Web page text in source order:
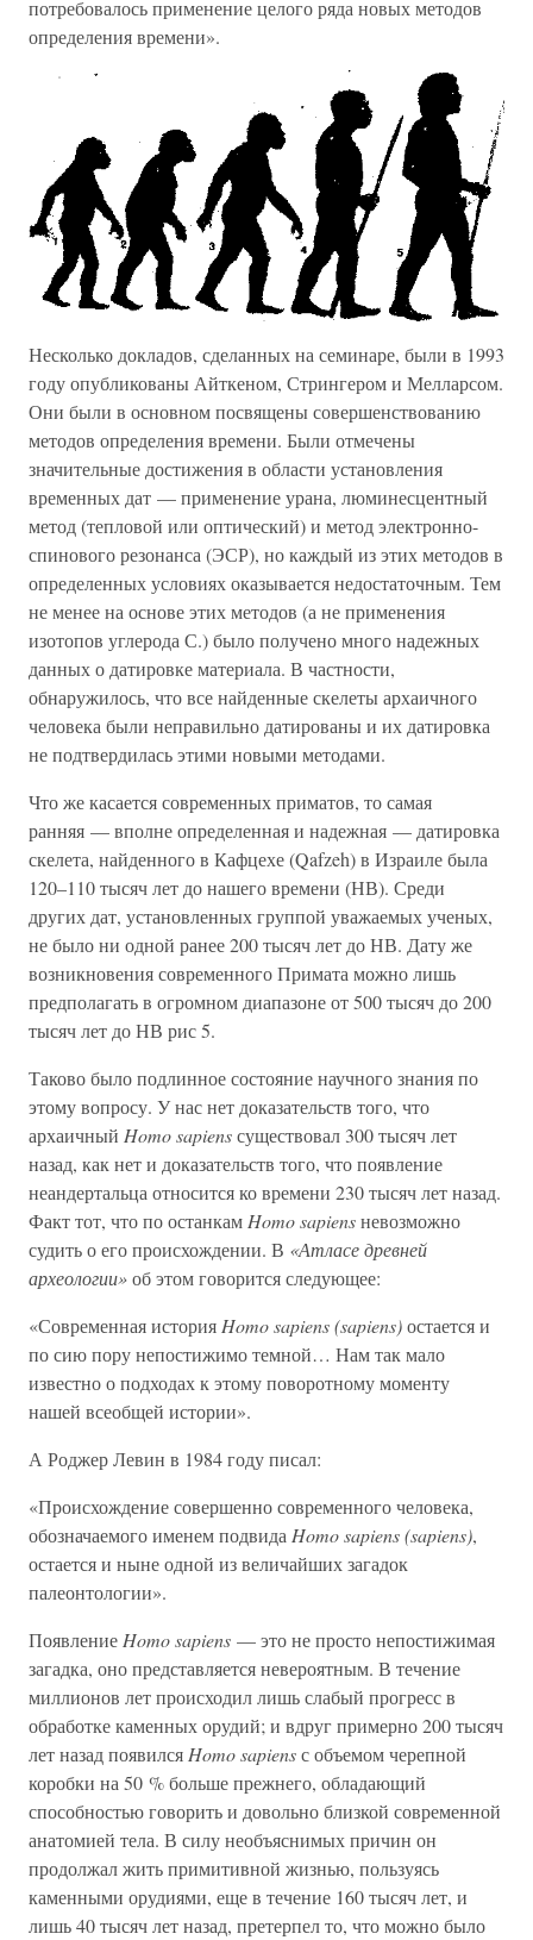
потребовалось применение целого ряда новых методов
определения времени».
Несколько докладов, сделанных на семинаре, были в 1993
году опубликованы Айткеном, Стрингером и Мелларсом.
Они были в основном посвящены совершенствованию
методов определения времени. Были отмечены
значительные достижения в области установления
временных дат — применение урана, люминесцентный
метод (тепловой или оптический) и метод электронно-
спинового резонанса (ЭСР), но каждый из этих методов в
определенных условиях оказывается недостаточным. Тем
не менее на основе этих методов (а не применения
изотопов углерода С.) было получено много надежных
данных о датировке материала. В частности,
обнаружилось, что все найденные скелеты архаичного
человека были неправильно датированы и их датировка
не подтвердилась этими новыми методами.
Что же касается современных приматов, то самая
ранняя — вполне определенная и надежная — датировка
скелета, найденного в Кафцехе (Qafzeh) в Израиле была
120–110 тысяч лет до нашего времени (НВ). Среди
других дат, установленных группой уважаемых ученых,
не было ни одной ранее 200 тысяч лет до НВ. Дату же
возникновения современного Примата можно лишь
предполагать в огромном диапазоне от 500 тысяч до 200
тысяч лет до НВ рис 5.
Таково было подлинное состояние научного знания по
этому вопросу. У нас нет доказательств того, что
архаичный Homo sapiensсуществовал 300 тысяч лет
назад, как нет и доказательств того, что появление
неандертальца относится ко времени 230 тысяч лет назад.
Факт тот, что по останкамHomo sapiensневозможно
судить о его происхождении. В «Атласе древней
археологии»об этом говорится следующее:
«Современная историяHomo sapiens (sapiens)остается и
по сию пору непостижимо темной… Нам так мало
известно о подходах к этому поворотному моменту
нашей всеобщей истории».
А Роджер Левин в 1984 году писал:
«Происхождение совершенно современного человека,
обозначаемого именем подвидаHomo sapiens (sapiens),
остается и ныне одной из величайших загадок
палеонтологии».
ПоявлениеHomo sapiens — это не просто непостижимая
загадка, оно представляется невероятным. В течение
миллионов лет происходил лишь слабый прогресс в
обработке каменных орудий; и вдруг примерно 200 тысяч
лет назад появилсяHomo sapiensс объемом черепной
коробки на 50 % больше прежнего, обладающий
способностью говорить и довольно близкой современной
анатомией тела. В силу необъяснимых причин он
продолжал жить примитивной жизнью, пользуясь
каменными орудиями, еще в течение 160 тысяч лет, и
лишь 40 тысяч лет назад, претерпел то, что можно было